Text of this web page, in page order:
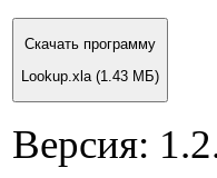
Скачать программу
Lookup.xla (1.43 МБ)
Версия: